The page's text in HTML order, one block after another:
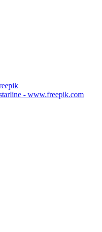
- www.freepik.com